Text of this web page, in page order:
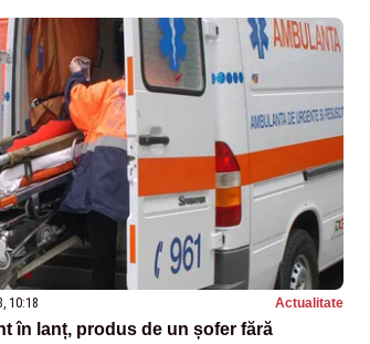
10:18 Actualitate
în lanț, produs de un șofer fără